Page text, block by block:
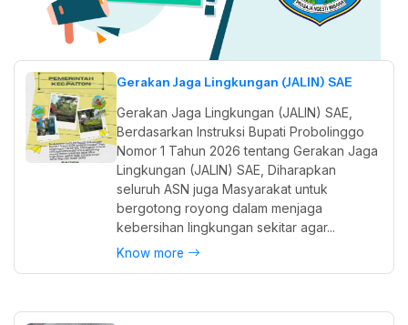
Gerakan Jaga Lingkungan (JALIN) SAE
Gerakan Jaga Lingkungan (JALIN) SAE,
Berdasarkan Instruksi Bupati Probolinggo
Nomor 1 Tahun 2026 tentang Gerakan Jaga
Lingkungan (JALIN) SAE, Diharapkan
seluruh ASN juga Masyarakat untuk
bergotong royong dalam menjaga
kebersihan lingkungan sekitar agar...
Know more